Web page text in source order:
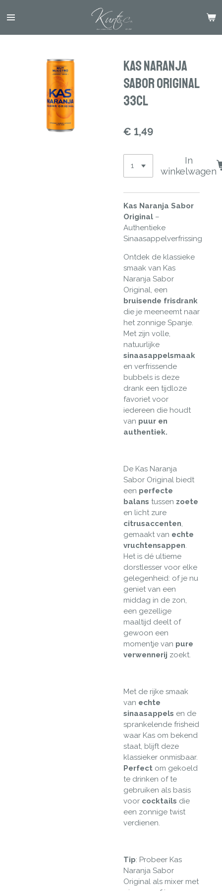
direct
KAS Naranja
Sabor Original
33cl
€ 1,49
In
winkelwagen
Kas Naranja Sabor
Original –
Authentieke
Sinaasappelverfrissing
Ontdek de klassieke
smaak van Kas
Naranja Sabor
Original, een
bruisende frisdrank
die je meeneemt naar
het zonnige Spanje.
Met zijn volle,
natuurlijke
sinaasappelsmaak
en verfrissende
bubbels is deze
drank een tijdloze
favoriet voor
iedereen die houdt
van puur en
authentiek.
De Kas Naranja
Sabor Original biedt
een perfecte
balans tussen zoete
en licht zure
citrusaccenten,
gemaakt van echte
vruchtensappen.
Het is dé ultieme
dorstlesser voor elke
gelegenheid: of je nu
geniet van een
middag in de zon,
een gezellige
maaltijd deelt of
gewoon een
momentje van pure
verwennerij zoekt.
Met de rijke smaak
van echte
sinaasappels en de
sprankelende frisheid
waar Kas om bekend
staat, blijft deze
klassieker onmisbaar.
Perfect om gekoeld
te drinken of te
gebruiken als basis
voor cocktails die
een zonnige twist
verdienen.
Tip: Probeer Kas
Naranja Sabor
Original als mixer met